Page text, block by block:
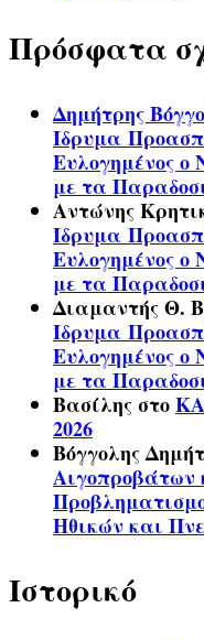
Πρόσφατα
Δημήτρης
Ίδρυμα
Ευλογημένος ο
με τα
Αντώνης
Ίδρυμα
Ευλογημένος ο
με τα
Διαμαντής Θ.
Ίδρυμα
Ευλογημένος ο
με τα
Βασίληςστο
2026
Βόγγολης
Αιγοπροβάτων
Ηθικών και
Ιστορικό